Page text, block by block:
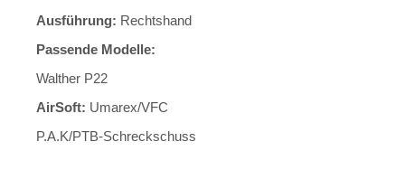
Ausführung: Rechtshand
Passende Modelle:
Walther P22
AirSoft: Umarex/VFC
P.A.K/PTB-Schreckschuss